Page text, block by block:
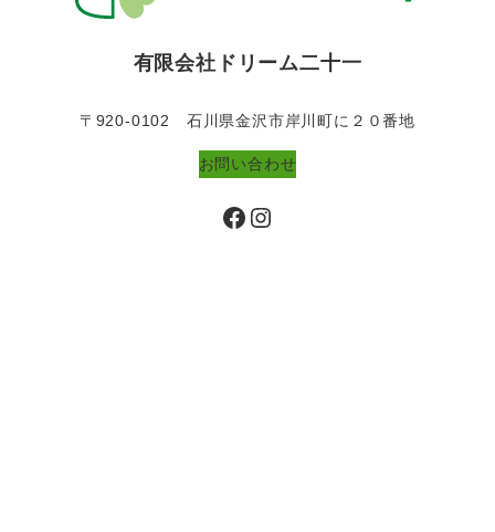
有限会社ドリーム二十一
〒920-0102 石川県金沢市岸川町に２０番地
お問い合わせ
Facebook Instagram